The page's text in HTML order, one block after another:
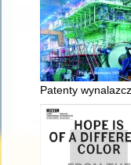
Patenty